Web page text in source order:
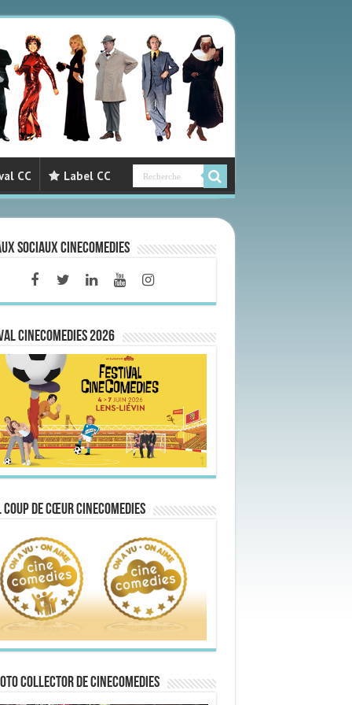
CC Label CC
sociaux CineComedies
CINECOMEDIES 2026
de Cœur CineComedies
collector de CineComedies